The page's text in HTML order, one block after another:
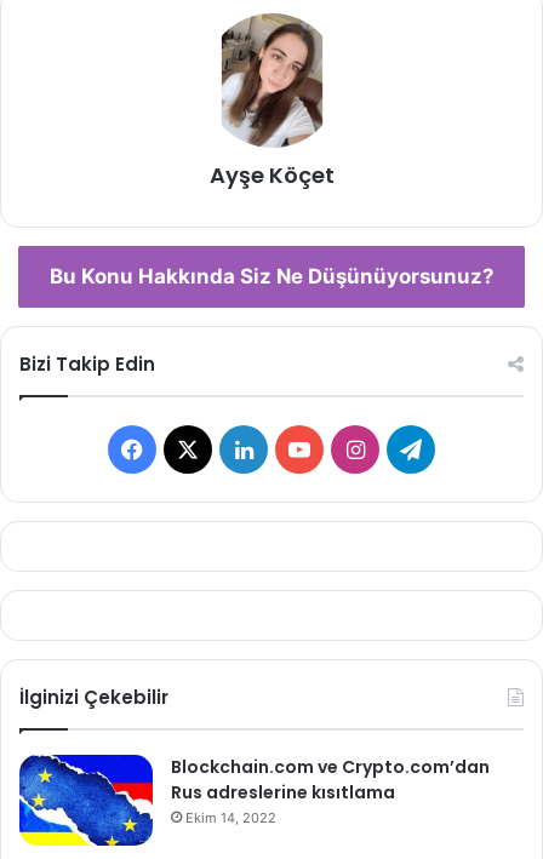
Ayşe Köçet
Bu Konu Hakkında Siz Ne Düşünüyorsunuz?
Bizi Takip Edin
Facebook
X LinkedInYouTubeInstagramTelegram
İlginizi Çekebilir
Blockchain.com ve Crypto.com’dan
Rus adreslerine kısıtlama
Ekim 14, 2022